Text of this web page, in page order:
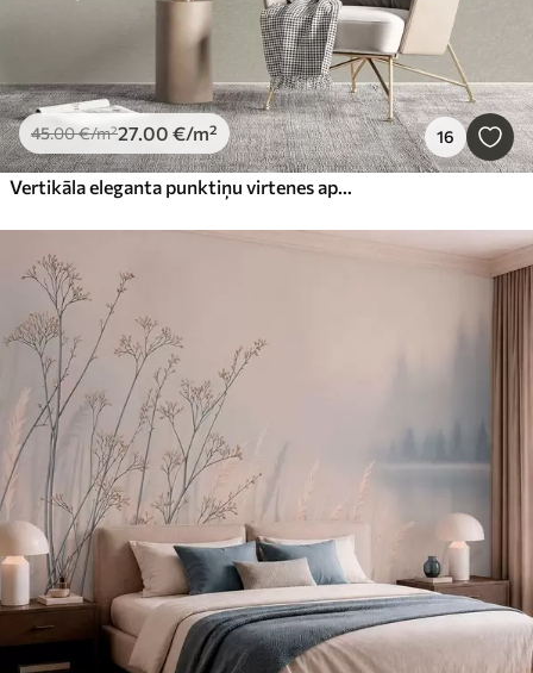
45.00€/m²27.00 €/m² 16
Vertikāla eleganta punktiņu virtenes apdruka uz bēša faktūras fona, kas rada dziļuma un kustības sajūtu